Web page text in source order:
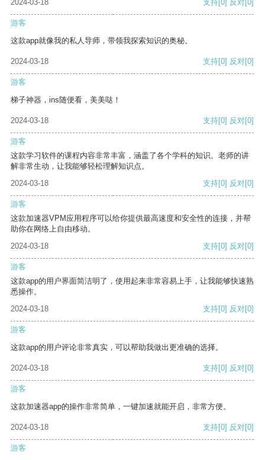
2024-03-18
支持[0] 反对[0]
游客
这款app就像我的私人导师，带领我探索知识的奥秘。
2024-03-18 支持[0] 反对[0]
游客
梯子神器，ins随便看，美美哒！
2024-03-18 支持[0] 反对[0]
游客
这款学习软件的课程内容非常丰富，涵盖了各个学科的知识。老师的讲
解非常生动，让我能够轻松理解知识点。
2024-03-18
支持[0] 反对[0]
游客
这款加速器VPM应用程序可以给你提供最高速度和安全性的连接，并帮
助你在网络上自由移动。
2024-03-18
支持[0] 反对[0]
游客
这款app的用户界面简洁明了，使用起来非常容易上手，让我能够快速熟
悉操作。
2024-03-18
支持[0] 反对[0]
游客
这款app的用户评论非常真实，可以帮助我做出更准确的选择。
2024-03-18 支持[0] 反对[0]
游客
这款加速器app的操作非常简单，一键加速就能开启，非常方便。
2024-03-18 支持[0] 反对[0]
游客